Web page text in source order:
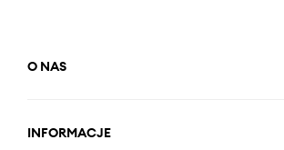
O NAS
INFORMACJE